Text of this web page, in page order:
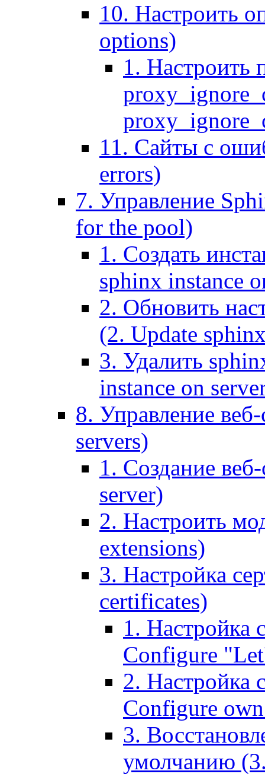
10. Настроить
options)
1. Настроить
11. Сайты с
errors)
7. Управление
for the pool)
1. Создать
sphinx instance
2. Обновить
(2. Update
3. Удалить
instance on
8. Управление
servers)
1. Создание
server)
2. Настроить
extensions)
3. Настройка
certificates)
1. Настройка
Configure
2. Настройка
Configure
3.
умолчанию